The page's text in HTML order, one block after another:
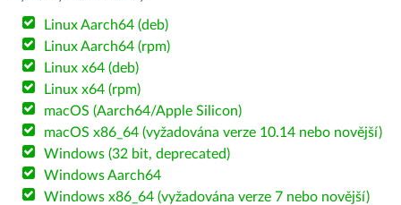
Linux Aarch64 (deb)
Linux Aarch64 (rpm)
Linux x64 (deb)
Linux x64 (rpm)
macOS (Aarch64/Apple Silicon)
macOS x86_64 (vyžadována verze 10.14 nebo novější)
Windows (32 bit, deprecated)
Windows Aarch64
Windows x86_64 (vyžadována verze 7 nebo novější)